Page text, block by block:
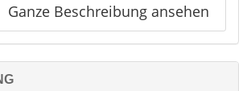
gibt es in Treis-Karden, Cochem, Zell und
Ganze Beschreibung ansehen